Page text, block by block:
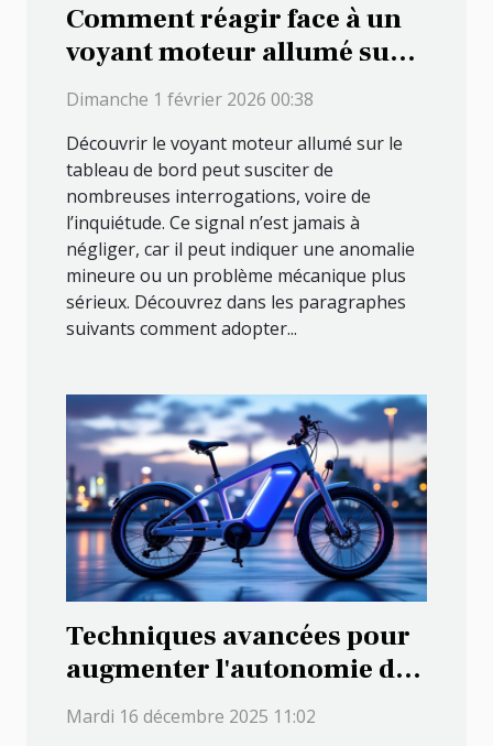
Comment réagir face à un
voyant moteur allumé sur
votre tableau de bord ?
Dimanche 1 février 2026 00:38
Découvrir le voyant moteur allumé sur le
tableau de bord peut susciter de
nombreuses interrogations, voire de
l’inquiétude. Ce signal n’est jamais à
négliger, car il peut indiquer une anomalie
mineure ou un problème mécanique plus
sérieux. Découvrez dans les paragraphes
suivants comment adopter...
Techniques avancées pour
augmenter l'autonomie des
vélos électriques
Mardi 16 décembre 2025 11:02